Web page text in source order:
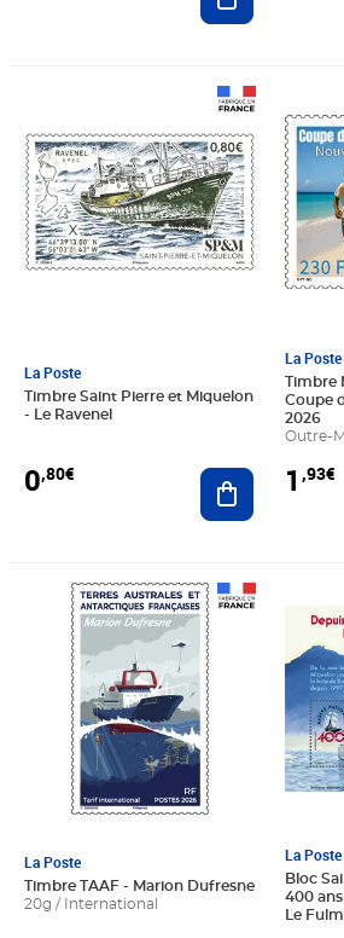
La Poste
Timbre Saint Pierre et Miquelon
- Le Ravenel
0,80€ Ajouter au
La Poste
Timbre
Coupe
2026
Outre-
1 ,93€
La Poste
Timbre TAAF - Marion Dufresne
20g / International
Prix 2,10€
La Poste
Bloc
400
Le